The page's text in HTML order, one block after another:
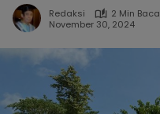
Redaksi
2 Min Baca
November 30, 2024